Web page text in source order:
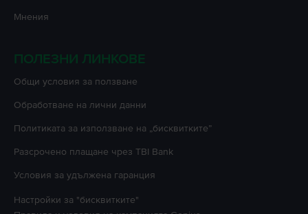
Мнения
ПОЛЕЗНИ ЛИНКОВЕ
Oбщи условия за ползване
Oбработване на лични данни
Политиката за използване на „бисквитките”
Разсрочено плащане чрез TBI Bank
Условия за удължена гаранция
Настройки за "бисквитките"